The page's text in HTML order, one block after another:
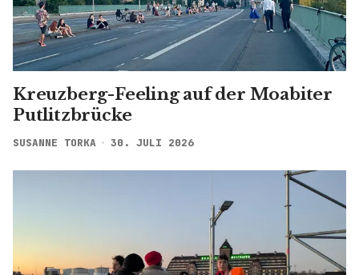
Kreuzberg-Feeling auf der Moabiter
Putlitzbrücke
SUSANNE TORKA 30. JULI 2026